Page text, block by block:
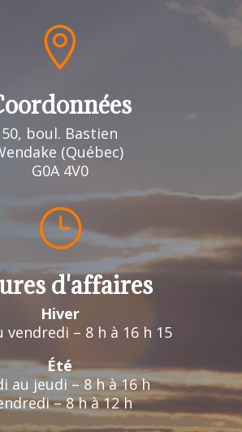

50, boul. Bastien
(Québec)
G0A 4V0
}
d'affaires
Hiver
vendredi – 8 h à 16 h 15
Été
au jeudi – 8 h à 16 h
– 8 h à 12 h